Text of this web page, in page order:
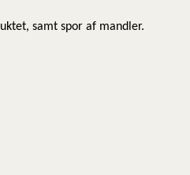
samt spor af mandler.